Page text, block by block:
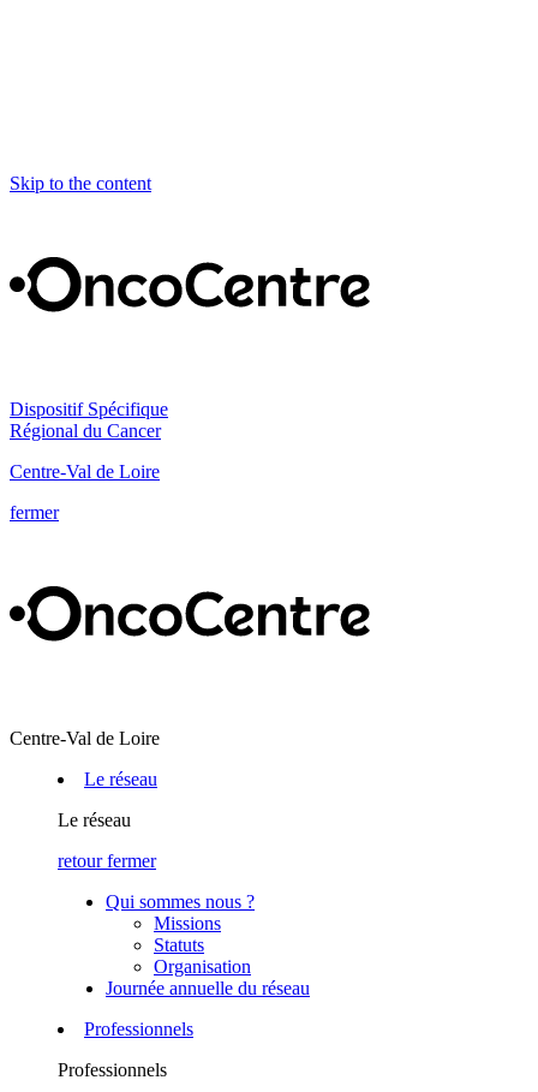
Skip to the content
Dispositif Spécifique
Régional du Cancer
Centre-Val de Loire
fermer
Centre-Val de Loire
Le réseau
Le réseau
retour fermer
Qui sommes nous ?
Missions
Statuts
Organisation
Journée annuelle du réseau
Professionnels
Professionnels